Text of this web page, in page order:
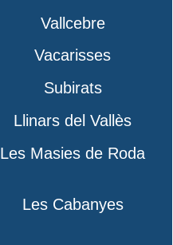
Vallcebre
Vacarisses
Subirats
Llinars del Vallès
Les Masies de Roda
Les Cabanyes